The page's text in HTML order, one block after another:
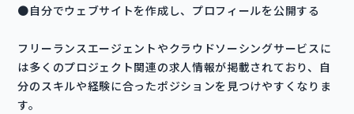
●自分でウェブサイトを作成し、プロフィールを公開する
フリーランスエージェントやクラウドソーシングサービスに
は多くのプロジェクト関連の求人情報が掲載されており、自
分のスキルや経験に合ったポジションを見つけやすくなりま
す。